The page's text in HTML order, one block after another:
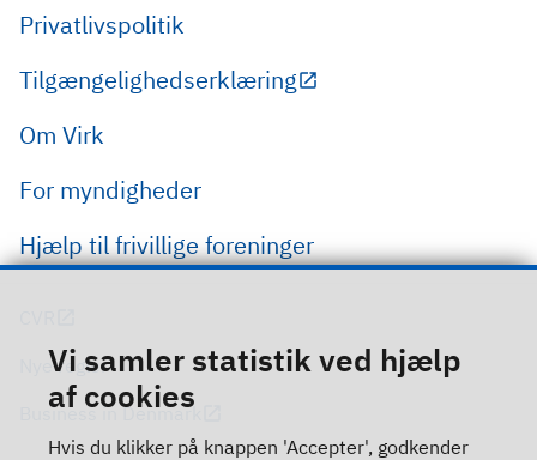
Vi samler statistik ved hjælp
af cookies
Hvis du klikker på knappen 'Accepter', godkender
Privatlivspolitik
Tilgængelighedserklæring
Om Virk
For myndigheder
Hjælp til frivillige foreninger
Nye regler
Business in Denmark